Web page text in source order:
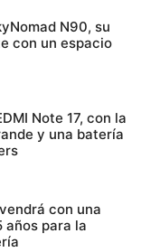
N90, su
con un espacio
Note 17, con la
y una batería
con una
para la